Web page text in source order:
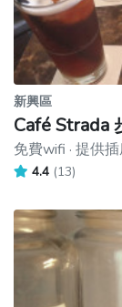
新興區
Café Strada
免費wifi · 提供
4.4 (13)